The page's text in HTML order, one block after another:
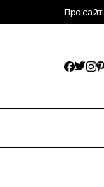
Про сайт